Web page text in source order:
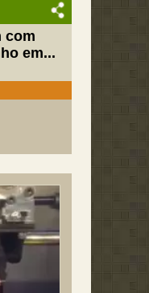
com
em...